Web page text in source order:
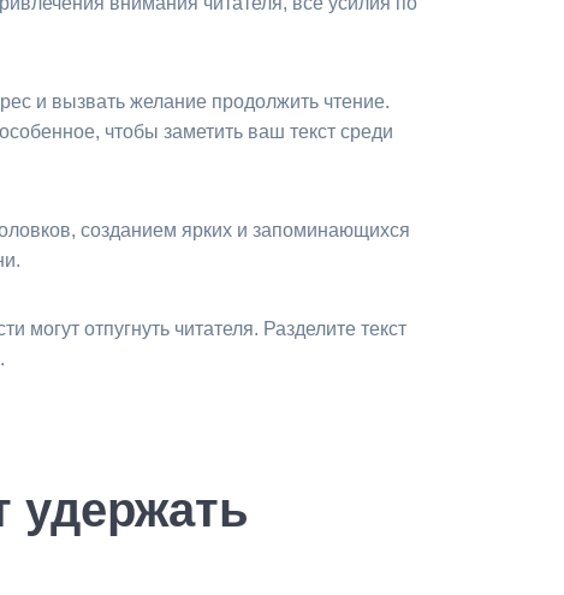
и вызвать желание продолжить чтение.
чтобы заметить ваш текст среди
созданием ярких и запоминающихся
отпугнуть читателя. Разделите текст
удержать